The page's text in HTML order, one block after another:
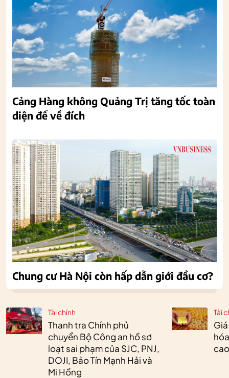
Tài chính
Thanh tra Chính phủ
chuyển Bộ Công an hồ sơ
loạt sai phạm của SJC, PNJ,
DOJI, Bảo Tín Mạnh Hải và
Mi Hồng
Tài
Cảng Hàng không Quảng Trị tăng tốc toàn
diện để về đích
Chung cư Hà Nội còn hấp dẫn giới đầu cơ?